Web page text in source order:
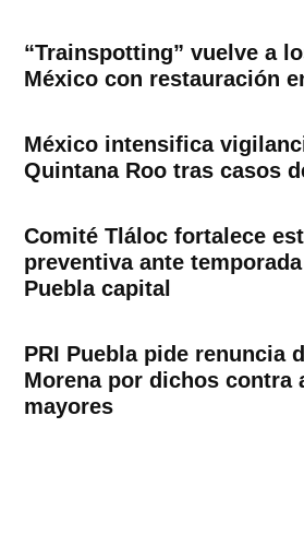
“Trainspotting” vuelve a
México con restauración
México intensifica
Quintana Roo tras casos
Comité Tláloc fortalece
preventiva ante
Puebla capital
PRI Puebla pide renuncia
Morena por dichos contra
mayores